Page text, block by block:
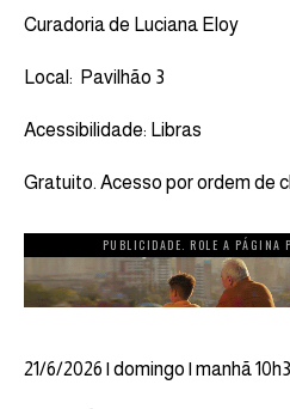
Curadoria de Luciana Eloy
Local: Pavilhão 3
Acessibilidade: Libras
Gratuito. Acesso por ordem de
PUBLICIDADE. ROLE A PÁGINA
21/6/2026 | domingo | manhã